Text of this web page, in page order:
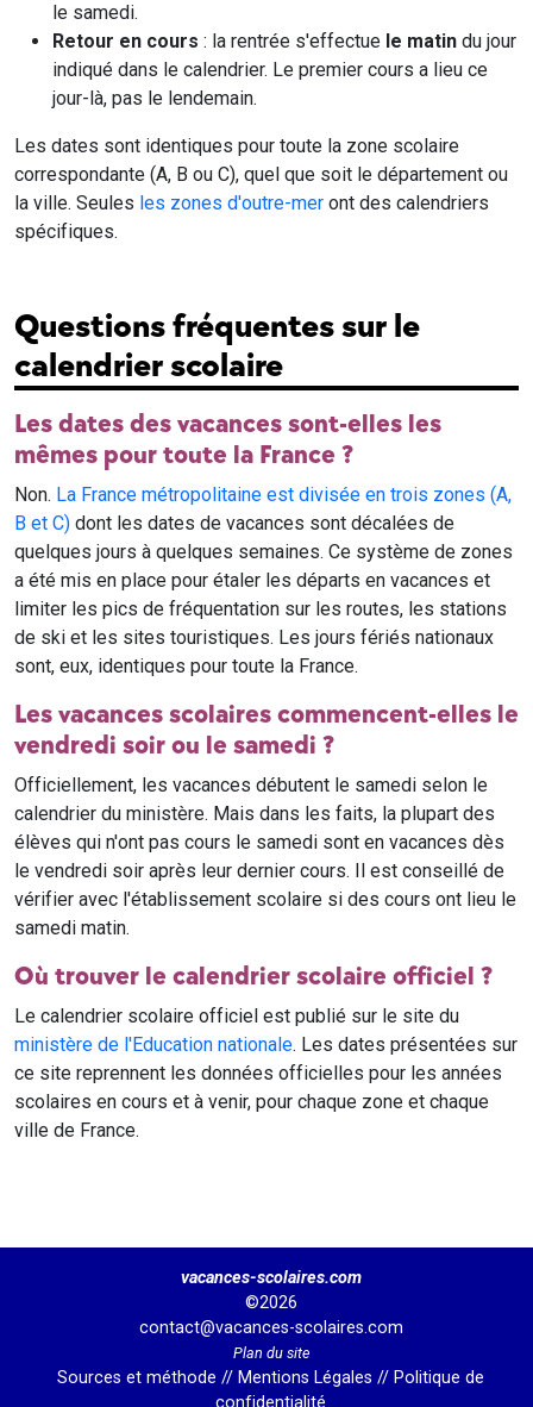
le samedi.
Retour en cours : la rentrée s'effectue le matin du jour
indiqué dans le calendrier. Le premier cours a lieu ce
jour-là, pas le lendemain.
Les dates sont identiques pour toute la zone scolaire
correspondante (A, B ou C), quel que soit le département ou
la ville. Seules les zones d'outre-mer ont des calendriers
spécifiques.
Questions fréquentes sur le
calendrier scolaire
Les dates des vacances sont-elles les
mêmes pour toute la France ?
Non. La France métropolitaine est divisée en trois zones (A,
B et C) dont les dates de vacances sont décalées de
quelques jours à quelques semaines. Ce système de zones
a été mis en place pour étaler les départs en vacances et
limiter les pics de fréquentation sur les routes, les stations
de ski et les sites touristiques. Les jours fériés nationaux
sont, eux, identiques pour toute la France.
Les vacances scolaires commencent-elles le
vendredi soir ou le samedi ?
Officiellement, les vacances débutent le samedi selon le
calendrier du ministère. Mais dans les faits, la plupart des
élèves qui n'ont pas cours le samedi sont en vacances dès
le vendredi soir après leur dernier cours. Il est conseillé de
vérifier avec l'établissement scolaire si des cours ont lieu le
samedi matin.
Où trouver le calendrier scolaire officiel ?
Le calendrier scolaire officiel est publié sur le site du
ministère de l'Education nationale. Les dates présentées sur
ce site reprennent les données officielles pour les années
scolaires en cours et à venir, pour chaque zone et chaque
ville de France.
vacances-scolaires.com
©2026
contact@vacances-scolaires.com
Plan du site
Sources et méthode // Mentions Légales // Politique de